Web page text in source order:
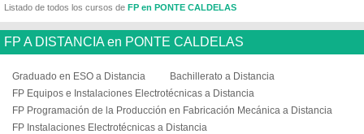
Listado de todos los cursos de FP en PONTE CALDELAS
FP A DISTANCIA en PONTE CALDELAS
Graduado en ESO a Distancia
Bachillerato a Distancia
FP Equipos e Instalaciones Electrotécnicas a Distancia
FP Programación de la Producción en Fabricación Mecánica a Distancia
FP Instalaciones Electrotécnicas a Distancia